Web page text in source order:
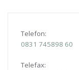
Telefon:
0831 745898 60
Telefax: